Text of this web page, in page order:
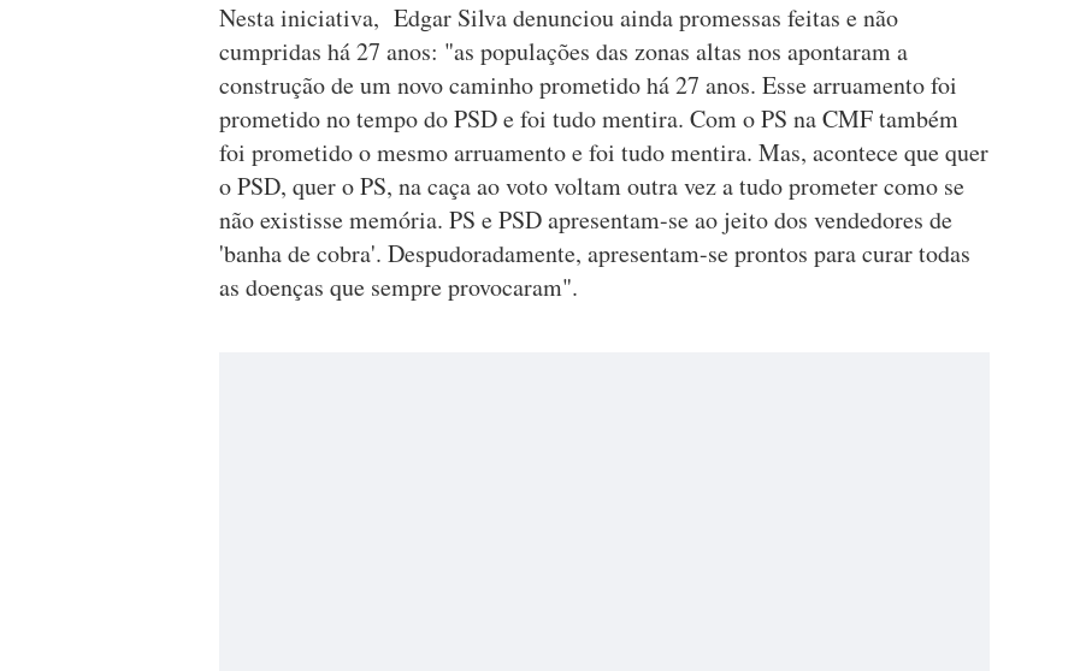
Nesta iniciativa, Edgar Silva denunciou ainda promessas feitas e não
cumpridas há 27 anos: "as populações das zonas altas nos apontaram a
construção de um novo caminho prometido há 27 anos. Esse arruamento foi
prometido no tempo do PSD e foi tudo mentira. Com o PS na CMF também
foi prometido o mesmo arruamento e foi tudo mentira. Mas, acontece que quer
o PSD, quer o PS, na caça ao voto voltam outra vez a tudo prometer como se
não existisse memória. PS e PSD apresentam-se ao jeito dos vendedores de
'banha de cobra'. Despudoradamente, apresentam-se prontos para curar todas
as doenças que sempre provocaram".